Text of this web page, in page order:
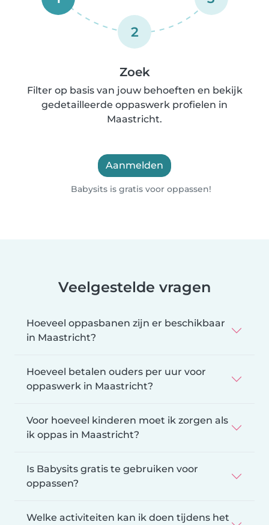
2
Zoek
Filter op basis van jouw behoeften en bekijk
gedetailleerde oppaswerk profielen in
Maastricht.
Aanmelden
Babysits is gratis voor oppassen!
Veelgestelde vragen
Hoeveel oppasbanen zijn er beschikbaar
in Maastricht?
Hoeveel betalen ouders per uur voor
oppaswerk in Maastricht?
Voor hoeveel kinderen moet ik zorgen als
ik oppas in Maastricht?
Is Babysits gratis te gebruiken voor
oppassen?
Welke activiteiten kan ik doen tijdens het